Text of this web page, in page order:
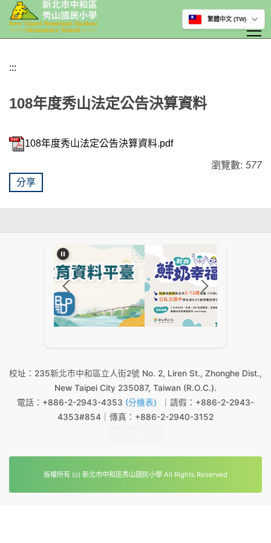
到
內
區
選擇網站語言
:::
108年度秀山法定公告決算資料
108年度秀山法定公告決算資料.pdf
瀏覽數: 577
分享
:::
校址：235新北市中和區立人街2號 No. 2, Liren St., Zhonghe Dist.,
New Taipei City 235087, Taiwan (R.O.C.).
電話：+886-2-2943-4353 (分機表)
｜請假：+886-2-2943-
4353#854｜傳真：+886-2-2940-3152
版權所有 (c) 新北市中和區秀山國民小學 All Rights Reserved